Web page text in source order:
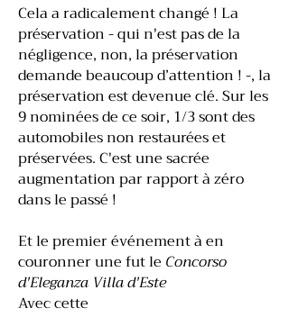
Cela a radicalement changé ! La
préservation - qui n'est pas de la
négligence, non, la préservation
demande beaucoup d’attention ! -, la
préservation est devenue clé. Sur les
9 nominées de ce soir, 1/3 sont des
automobiles non restaurées et
préservées. C'est une sacrée
augmentation par rapport à zéro
dans le passé !
Et le premier événement à en
couronner une fut le Concorso
d'Eleganza Villa d'Este
Avec cette